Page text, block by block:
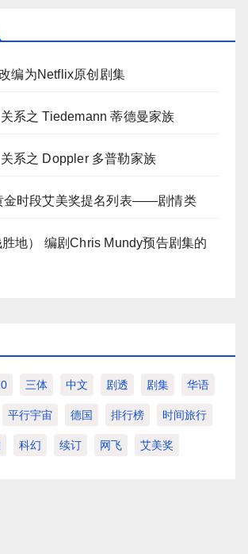
编为Netflix原创剧集
关系之 Tiedemann 蒂德曼家族
关系之 Doppler 多普勒家族
金时段艾美奖提名列表——剧情类
胜地） 编剧Chris Mundy预告剧集的
三体 中文 剧透 剧集 华语
平行宇宙 德国 排行榜 时间旅行
科幻 续订 网飞 艾美奖